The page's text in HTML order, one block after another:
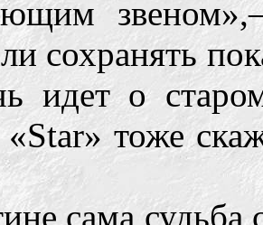
сохранять
идет о
тоже
сама судьба